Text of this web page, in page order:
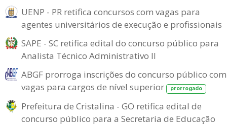
UENP - PR retifica concursos com vagas para
agentes universitários de execução e profissionais
SAPE - SC retifica edital do concurso público para
Analista Técnico Administrativo II
ABGF prorroga inscrições do concurso público com
vagas para cargos de nível superior
prorrogado
Prefeitura de Cristalina - GO retifica edital de
concurso público para a Secretaria de Educação